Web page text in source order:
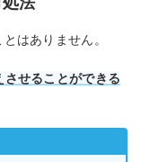
はありません。
せることができる